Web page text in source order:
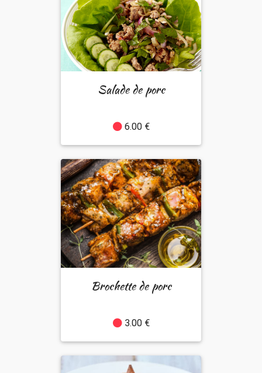
Salade de porc
6.00 €
Brochette de porc
3.00 €